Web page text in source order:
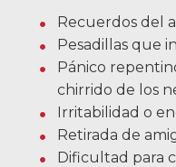
Recuerdos del
Pesadillas que
Pánico
chirrido de los
Irritabilidad o
Retirada de
Dificultad para